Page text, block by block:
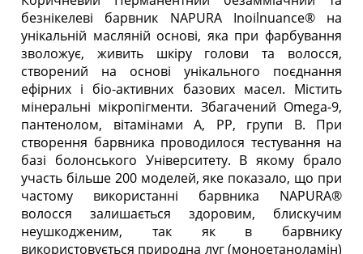
безнікелеві барвник NAPURA Inoilnuance® на
унікальній масляній основі, яка при фарбування
зволожує, живить шкіру голови та волосся,
створений на основі унікального поєднання
ефірних і біо-активних базових масел. Містить
мінеральні мікропігменти. Збагачений Omega-9,
пантенолом, вітамінами А, РР, групи B. При
створення барвника проводилося тестування на
базі болонського Університету. В якому брало
участь більше 200 моделей, яке показало, що при
частому використанні барвника NAPURA®
волосся залишається здоровим, блискучим
неушкодженим, так як в барвнику
використовується природна луг (моноетаноламін)